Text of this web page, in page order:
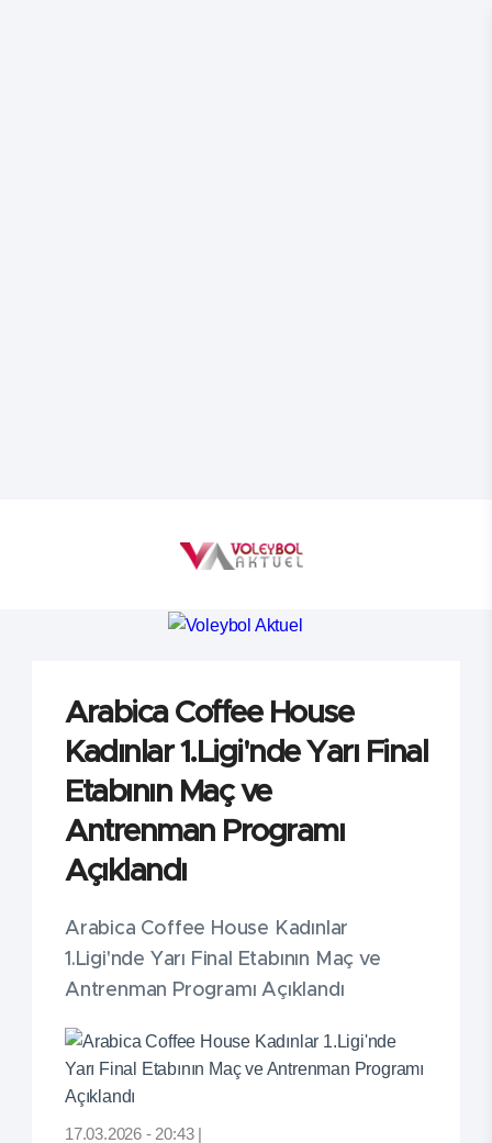
Arabica Coffee House
Kadınlar 1.Ligi'nde Yarı Final
Etabının Maç ve
Antrenman Programı
Açıklandı
Arabica Coffee House Kadınlar
1.Ligi'nde Yarı Final Etabının Maç ve
Antrenman Programı Açıklandı
17.03.2026 - 20:43 |